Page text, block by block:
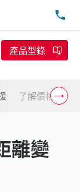
產品型錄
了解價格
離變